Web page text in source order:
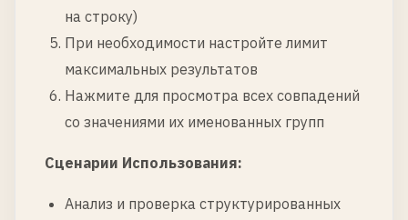
на строку)
При необходимости настройте лимит
максимальных результатов
Нажмите для просмотра всех совпадений
со значениями их именованных групп
Сценарии Использования:
Анализ и проверка структурированных